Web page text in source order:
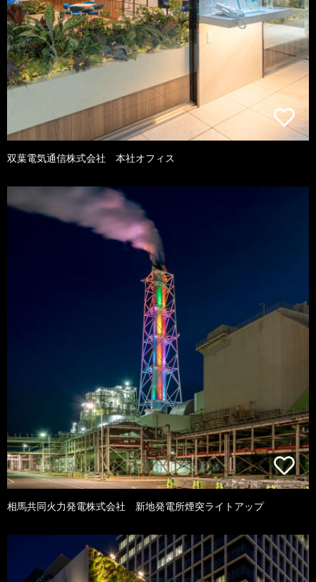
双葉電気通信株式会社 本社オフィス
相馬共同火力発電株式会社 新地発電所煙突ライトアップ